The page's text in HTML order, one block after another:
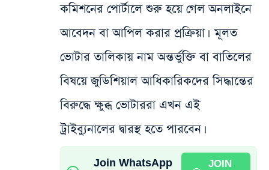
কমিশনের পোর্টালে শুরু হয়ে গেল অনলাইনে
আবেদন বা আপিল করার প্রক্রিয়া। মূলত
ভোটার তালিকায় নাম অন্তর্ভুক্তি বা বাতিলের
বিষয়ে জুডিশিয়াল আধিকারিকদের সিদ্ধান্তের
বিরুদ্ধে ক্ষুব্ধ ভোটাররা এখন এই
ট্রাইব্যুনালের দ্বারস্থ হতে পারবেন।
Join WhatsApp
JOIN